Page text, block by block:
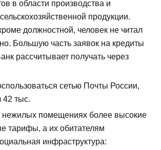
в области производства и
продукции.
должностной, человек не читал
Большую часть заявок на кредиты
рассчитывает получать через
сетью Почты России,
42 тыс.
нежилых помещениях более высокие
тарифы, а их обитателям
инфраструктура: